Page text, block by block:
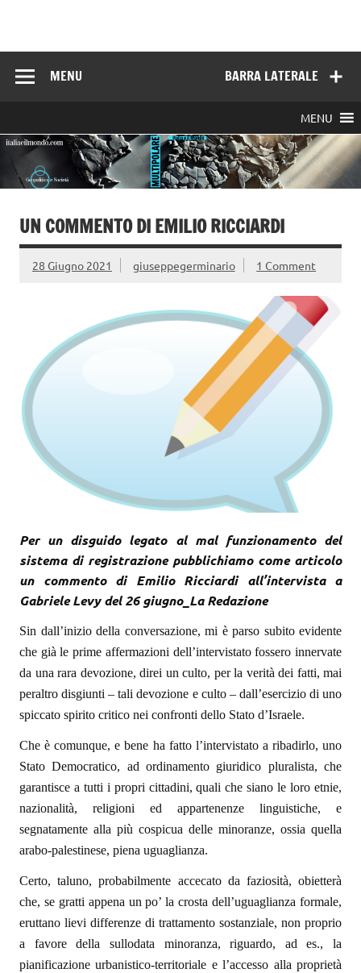
BARRA LATERALE
MENU
MENU
UN COMMENTO DI EMILIO RICCIARDI
28 Giugno 2021 giuseppegerminario 1 Comment
Per un disguido legato al mal funzionamento del
sistema di registrazione pubblichiamo come articolo
un commento di Emilio Ricciardi all’intervista a
Gabriele Levy del 26 giugno_La Redazione
Sin dall’inizio della conversazione, mi è parso subito evidente
che già le prime affermazioni dell’intervistato fossero innervate
da una rara devozione, direi un culto, per la verità dei fatti, mai
peraltro disgiunti – tali devozione e culto – dall’esercizio di uno
spiccato spirito critico nei confronti dello Stato d’Israele.
Che è comunque, e bene ha fatto l’intervistato a ribadirlo, uno
Stato Democratico, ad ordinamento giuridico pluralista, che
garantisce a tutti i propri cittadini, quali che siano le loro etnie,
nazionalità, religioni ed appartenenze linguistiche, e
segnatamente alla più cospicua delle minoranze, ossia quella
arabo-palestinese, piena uguaglianza.
Certo, taluno, probabilmente accecato da faziosità, obietterà
che, se gratti appena un po’ la crosta dell’uguaglianza formale,
eruttano lievi differenze di trattamento sostanziale, non proprio
a favore della sullodata minoranza, riguardo, ad es., la
pianificazione urbanistico-territoriale e l’accesso alla proprietà